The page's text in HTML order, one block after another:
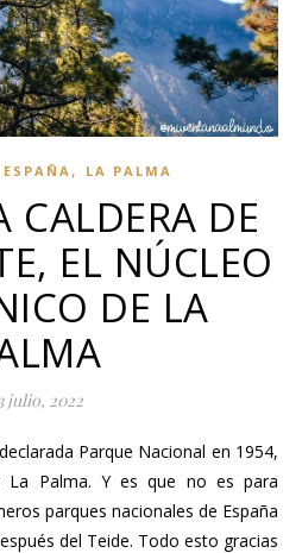
ESPAÑA , LA PALMA
CALDERA DE
EL NÚCLEO
DE LA
julio, 2022
Palma. Y es que no es para
parques nacionales de España
del Teide. Todo esto gracias